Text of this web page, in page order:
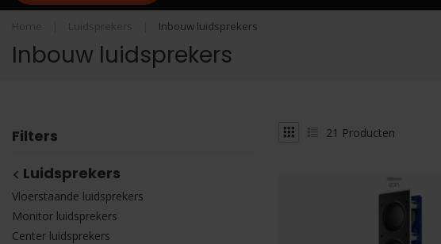
Home Luidsprekers Inbouw luidsprekers
Inbouw luidsprekers
Filters
Luidsprekers
Vloerstaande luidsprekers
Monitor luidsprekers
Center luidsprekers
21 Producten